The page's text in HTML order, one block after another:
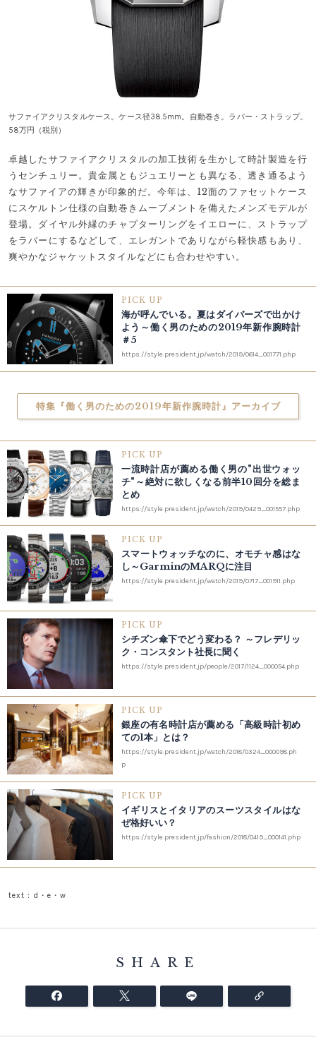
サファイアクリスタルケース。ケース径38.5mm。自動巻き。ラバー・ストラップ。
58万円（税別）
卓越したサファイアクリスタルの加工技術を生かして時計製造を行
うセンチュリー。貴金属ともジュエリーとも異なる、透き通るよう
なサファイアの輝きが印象的だ。今年は、12面のファセットケース
にスケルトン仕様の自動巻きムーブメントを備えたメンズモデルが
登場。ダイヤル外縁のチャプターリングをイエローに、ストラップ
をラバーにするなどして、エレガントでありながら軽快感もあり、
爽やかなジャケットスタイルなどにも合わせやすい。
PICK UP
海が呼んでいる。夏はダイバーズで出かけ
よう～働く男のための2019年新作腕時計
＃5
https://style.president.jp/watch/2019/0614_001771.php
特集『働く男のための2019年新作腕時計』アーカイブ
PICK UP
一流時計店が薦める働く男の"出世ウォッ
チ"～絶対に欲しくなる前半10回分を総ま
とめ
https://style.president.jp/watch/2019/0429_001557.php
PICK UP
スマートウォッチなのに、オモチャ感はな
し～GarminのMARQに注目
https://style.president.jp/watch/2019/0717_001911.php
PICK UP
シチズン傘下でどう変わる？ ～フレデリッ
ク・コンスタント社長に聞く
https://style.president.jp/people/2017/1124_000054.php
PICK UP
銀座の有名時計店が薦める「高級時計初め
ての1本」とは？
https://style.president.jp/watch/2018/0324_000098.ph
p
PICK UP
イギリスとイタリアのスーツスタイルはな
ぜ格好いい？
https://style.president.jp/fashion/2018/0419_000141.php
text：d・e・w
SHARE